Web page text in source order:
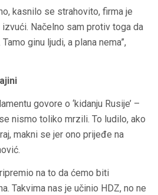
kasnilo se strahovito, firma je
Načelno sam protiv toga da
ginu ljudi, a plana nema”,
govore o ‘kidanju Rusije’ –
nismo toliko mrzili. To ludilo, ako
makni se jer ono prijeđe na
na to da ćemo biti
Takvima nas je učinio HDZ, no ne